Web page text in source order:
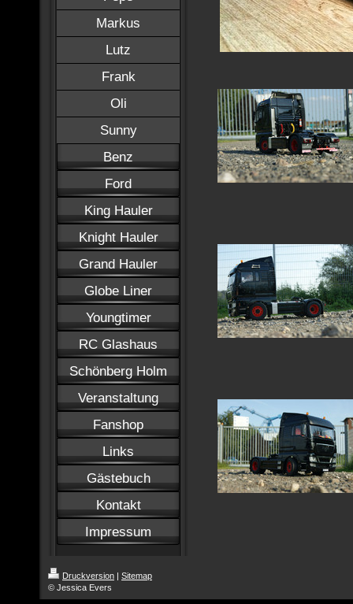
Markus
Lutz
Frank
Oli
Sunny
Benz
Ford
King Hauler
Knight Hauler
Grand Hauler
Globe Liner
Youngtimer
RC Glashaus
Schönberg Holm
Veranstaltung
Fanshop
Links
Gästebuch
Kontakt
Impressum
Druckversion | Sitemap
© Jessica Evers